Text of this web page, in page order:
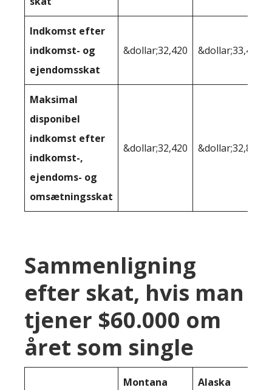
Indkomst efter
indkomst- og
ejendomsskat
&dollar;32,420 &dollar;33,420
Maksimal
disponibel
indkomst efter
indkomst-,
ejendoms- og
omsætningsskat
&dollar;32,420 &dollar;32,842
Sammenligning
efter skat, hvis man
tjener $60.000 om
året som single
Montana Alaska